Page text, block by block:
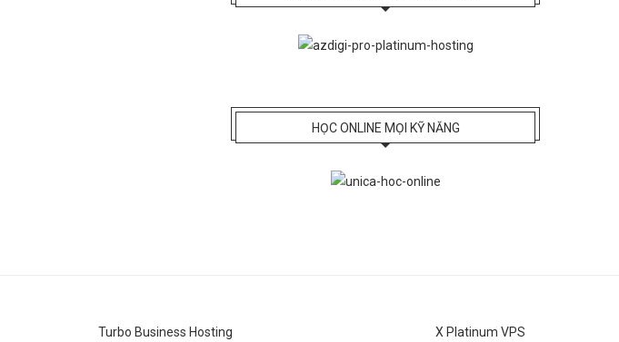
HỌC ONLINE MỌI KỸ NĂNG
Turbo Business Hosting
X Platinum VPS